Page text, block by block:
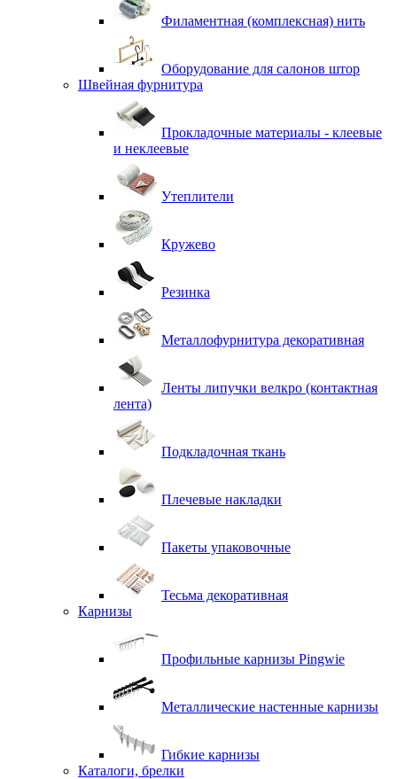
Филаментная (комплексная) нить
Оборудование для салонов штор
Швейная фурнитура
Прокладочные материалы - клеевые
и неклеевые
Утеплители
Кружево
Резинка
Металлофурнитура декоративная
Ленты липучки велкро (контактная
лента)
Подкладочная ткань
Плечевые накладки
Пакеты упаковочные
Тесьма декоративная
Карнизы
Профильные карнизы Pingwie
Металлические настенные карнизы
Гибкие карнизы
Каталоги, брелки